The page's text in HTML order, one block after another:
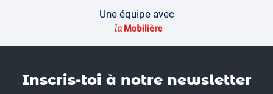
Une équipe avec
Inscris-toi à notre news­letter